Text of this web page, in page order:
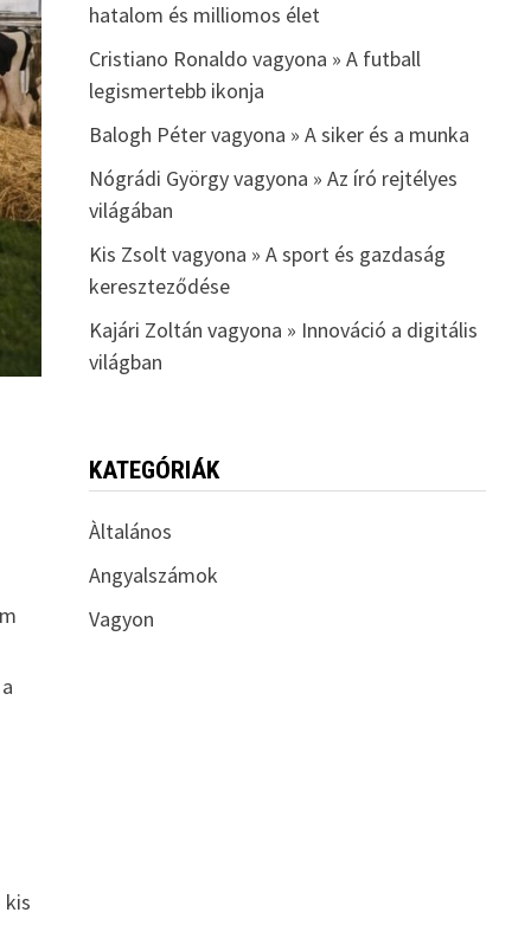
kis
hatalom és milliomos élet
Cristiano Ronaldo vagyona » A futball
legismertebb ikonja
Balogh Péter vagyona » A siker és a munka
Nógrádi György vagyona » Az író rejtélyes
világában
Kis Zsolt vagyona » A sport és gazdaság
kereszteződése
Kajári Zoltán vagyona » Innováció a digitális
világban
KATEGÓRIÁK
Àltalános
Angyalszámok
Vagyon